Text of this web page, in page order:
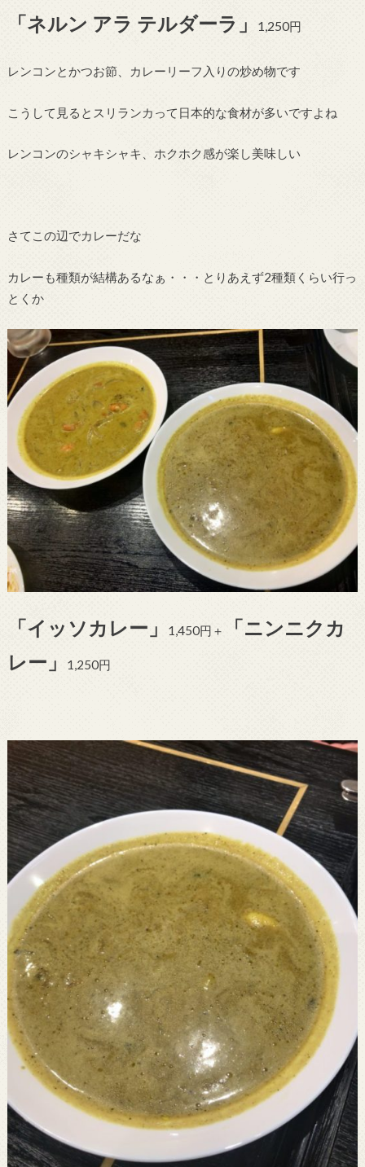
「ネルン アラ テルダーラ」 1,250円
レンコンとかつお節、カレーリーフ入りの炒め物です
こうして見るとスリランカって日本的な食材が多いですよね
レンコンのシャキシャキ、ホクホク感が楽し美味しい
さてこの辺でカレーだな
カレーも種類が結構あるなぁ・・・とりあえず2種類くらい行っ
とくか
「イッソカレー」 1,450円＋
「ニンニクカ
レー」
1,250円